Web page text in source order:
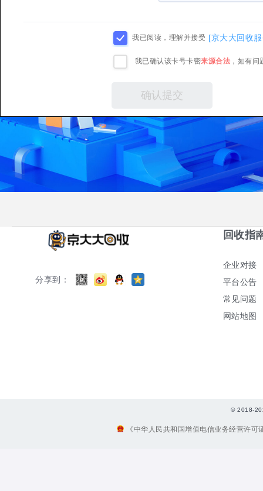
我已阅读，理解并接受 [京大大回收
我已确认该卡号卡密来源合法 ，如有
分享到：
回收指
企业对接
平台公告
常见问题
网站地图
© 2018-
《中华人民共和国增值电信业务经营许